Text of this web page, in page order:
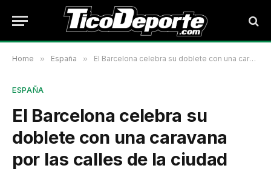
Home » España » El Barcelona celebra su doblete con una caravana por las calles de la ciudad
ESPAÑA
El Barcelona celebra su
doblete con una caravana
por las calles de la ciudad